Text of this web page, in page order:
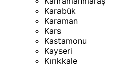
Karabük
Karaman
Kars
Kastamonu
Kayseri
Kırıkkale